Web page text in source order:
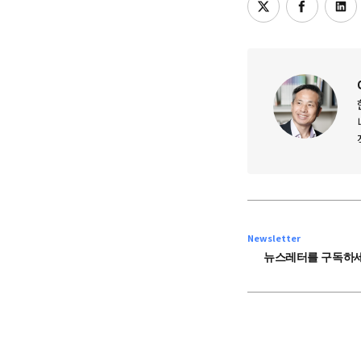
Newsletter
뉴스레터를 구독하